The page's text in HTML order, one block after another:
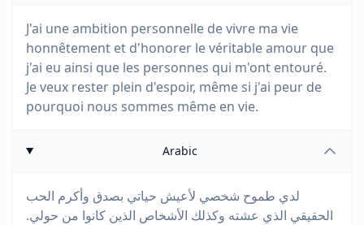
J'ai une ambition personnelle de vivre ma vie
honnêtement et d'honorer le véritable amour que
j'ai eu ainsi que les personnes qui m'ont entouré.
Je veux rester plein d'espoir, même si j'ai peur de
pourquoi nous sommes même en vie.
Arabic
لدي طموح شخصي لأعيش حياتي بصدق وأكرم الحب
الحقيقي الذي عشته وكذلك الأشخاص الذين كانوا من حولي.